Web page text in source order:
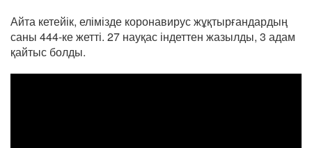
Айта кетейік, елімізде коронавирус жұқтырғандардың
саны 444-ке жетті. 27 науқас індеттен жазылды, 3 адам
қайтыс болды.